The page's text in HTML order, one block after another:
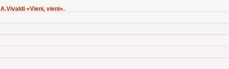
A.Vivaldi «Vieni, vieni».